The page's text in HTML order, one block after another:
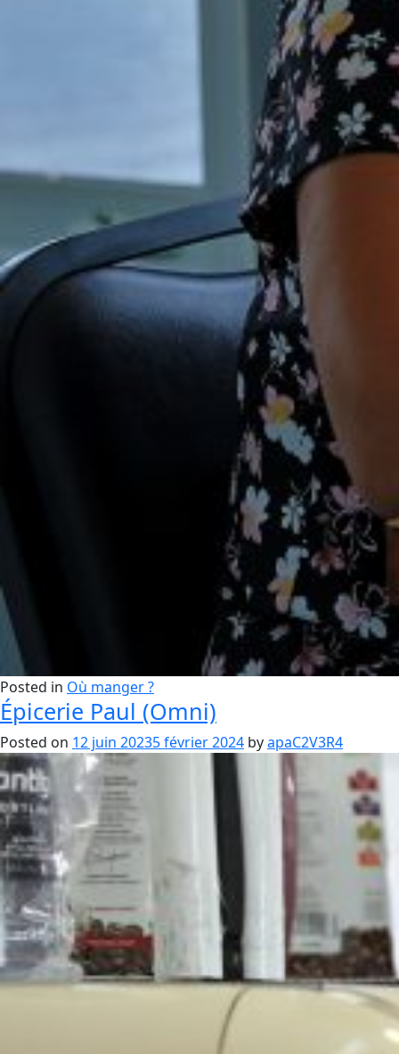
Posted in Où manger ?
Épicerie Paul (Omni)
Posted on 12 juin 20235 février 2024 byapaC2V3R4